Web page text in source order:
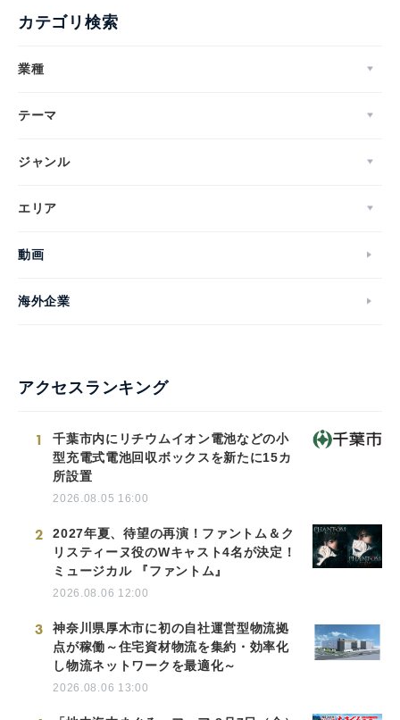
カテゴリ検索
業種
テーマ
ジャンル
エリア
動画
海外企業
アクセスランキング
1
千葉市内にリチウムイオン電池などの小
型充電式電池回収ボックスを新たに15カ
所設置
2026.08.05 16:00
2
2027年夏、待望の再演！ファントム＆ク
リスティーヌ役のWキャスト4名が決定！
ミュージカル 『ファントム』
2026.08.06 12:00
3
神奈川県厚木市に初の自社運営型物流拠
点が稼働～住宅資材物流を集約・効率化
し物流ネットワークを最適化～
2026.08.06 13:00